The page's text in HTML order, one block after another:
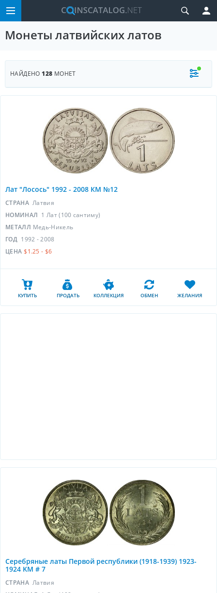
Монеты латвийских латов
НАЙДЕНО128 МОНЕТ
Лат "Лосось" 1992 - 2008 КМ №12
СТРАНА Латвия
НОМИНАЛ 1 Лат (100 сантиму)
МЕТАЛЛ Медь-Никель
ГОД 1992 - 2008
ЦЕНА $1.25 - $6
КУПИТЬ ПРОДАТЬ КОЛЛЕКЦИЯ ОБМЕН ЖЕЛАНИЯ
Серебряные латы Первой республики (1918-1939) 1923-
1924 KM # 7
СТРАНА Латвия